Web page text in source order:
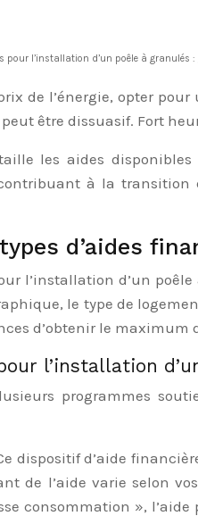
pour l’installation d’un poêle à granulés
de l’énergie, opter
être dissuasif. Fort
les aides
à la transition
d’aides
l’installation d’un
le type de
d’obtenir le maximum
l’installation
programmes
dispositif d’aide
de l’aide varie selon
consommation »,